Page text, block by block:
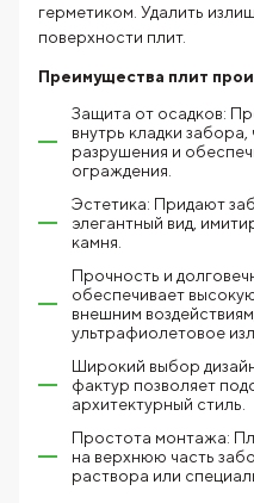
герметиком. Удалить
поверхности плит.
Преимущества плит
Защита от осадков:
внутрь кладки
разрушения и
ограждения.
Эстетика: Придают
элегантный вид,
камня.
Прочность и
обеспечивает
внешним
ультрафиолетовое
Широкий выбор
фактур позволяет
архитектурный стиль.
Простота монтажа:
на верхнюю часть
раствора или